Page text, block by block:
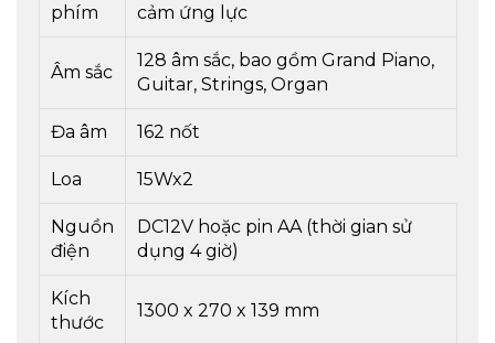
phím
cảm ứng lực
Âm sắc
128 âm sắc, bao gồm Grand Piano,
Guitar, Strings, Organ
Đa âm 162 nốt
Loa 15Wx2
Nguồn
điện
DC12V hoặc pin AA (thời gian sử
dụng 4 giờ)
Kích
thước
1300 x 270 x 139 mm